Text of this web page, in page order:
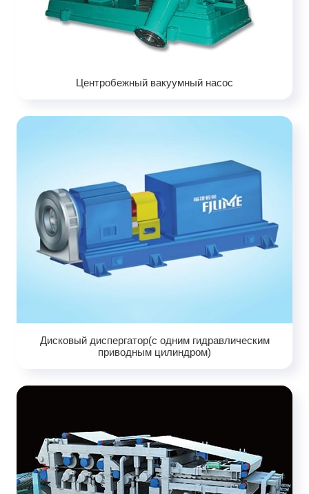
Центробежный вакуумный насос
Дисковый диспергатор(с одним гидравлическим
приводным цилиндром)